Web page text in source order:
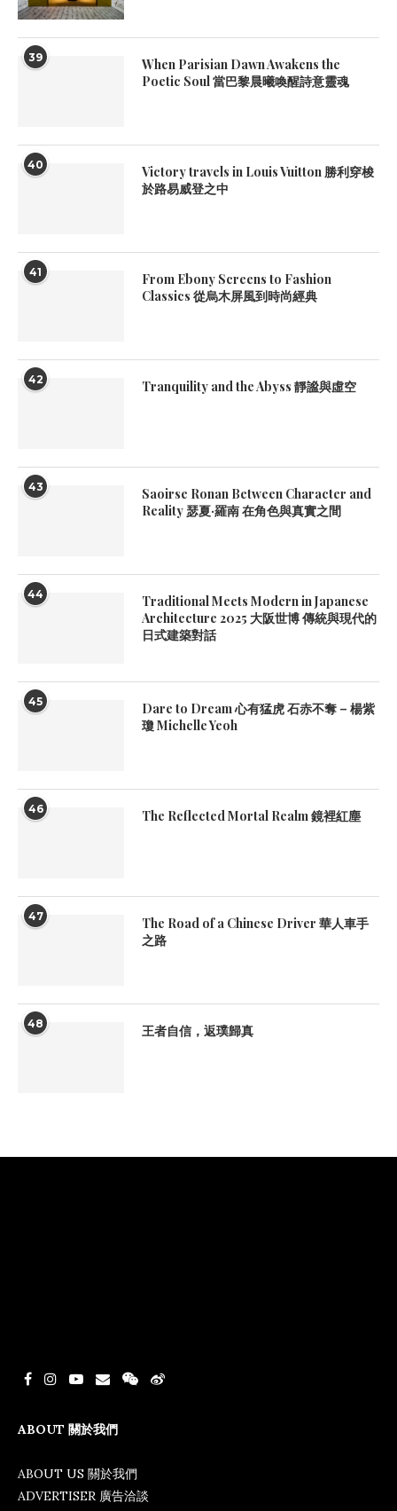
39
When Parisian Dawn Awakens the
Poetic Soul 當巴黎晨曦喚醒詩意靈魂
40
Victory travels in Louis Vuitton 勝利穿梭
於路易威登之中
41
From Ebony Screens to Fashion
Classics 從烏木屏風到時尚經典
42 Tranquility and the Abyss 靜謐與虛空
43
Saoirse Ronan Between Character and
Reality 瑟夏·羅南 在角色與真實之間
44
Traditional Meets Modern in Japanese
Architecture 2025 大阪世博 傳統與現代的
日式建築對話
45
Dare to Dream 心有猛虎 石赤不奪 – 楊紫
瓊 Michelle Yeoh
46 The Reflected Mortal Realm 鏡裡紅塵
47
The Road of a Chinese Driver 華人車手
之路
48 王者自信，返璞歸真
ABOUT 關於我們
ABOUT US 關於我們
ADVERTISER 廣告洽談